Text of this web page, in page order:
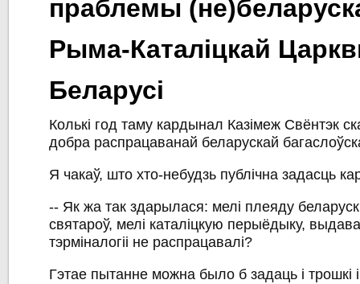
праблемы
Рыма-Каталіцкай
Беларусі
Колькі год таму кардынал Казімеж Свёнтэк
добра распрацаванай беларускай
Я чакаў, што хто-небудзь публічна задасць
-- Як жа так здарылася: мелі плеяду
святароў, мелі каталіцкую перыёдыку,
тэрміналогіі не распрацавалі?
Гэтае пытанне можна было б задаць і трошкі